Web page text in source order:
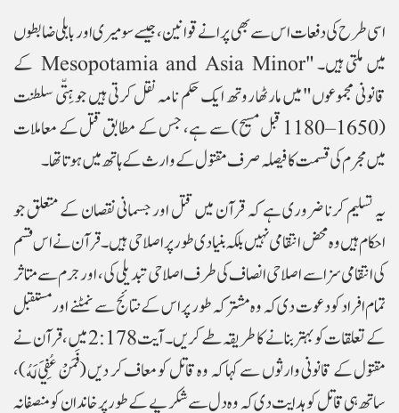
اسی طرح کی دفعات اس سے بھی پرانے قوانین، جیسے سومیری اور بابلی ضابطوں
میں ملتی ہیں۔ "Mesopotamia and Asia Minor کے
قانونی مجموعوں" میں مارٹھا روتھ ایک حکم نامہ نقل کرتی ہیں جو ہِتّی سلطنت
(1650–1180 قبل مسیح) سے ہے، جس کے مطابق قتل کے معاملات
میں مجرم کی قسمت کا فیصلہ صرف مقتول کے وارث کے ہاتھ میں ہوتا تھا۔
یہ تسلیم کرنا ضروری ہے کہ قرآن میں قتل اور جسمانی نقصان کے متعلق جو
احکام ہیں وہ محض انتقامی نہیں بلکہ بنیادی طور پر اصلاحی ہیں۔قرآن نے اس قسم
کی انتقامی سزا سے اصلاحی انصاف کی طرف اصلاحی تبدیلی کی، اور جرم سے متاثر
تمام افراد کو دعوت دی کہ وہ مشترکہ طور پر اس کے نتائج سے نمٹنے اور مستقبل
کے تعلقات کو بہتر بنانے کا طریقہ طے کریں۔ آیت 2:178 میں، قرآن نے
مقتول کے قانونی وارثوں سے کہا کہ وہ قاتل کو معاف کر دیں (فَمَنْ عُفِيَ لَهُ)،
ساتھ ہی قاتل کو ہدایت دی کہ وہ دل سے شکریے کے طور پر خاندان کو منصفانہ